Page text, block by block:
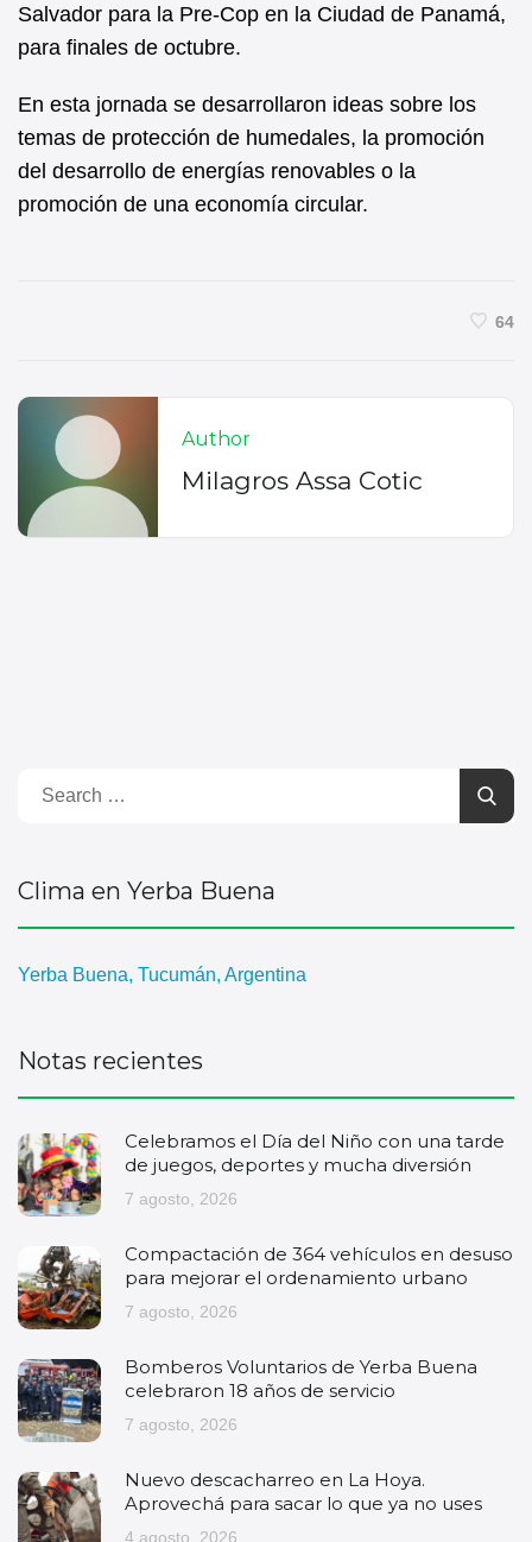
Salvador para la Pre-Cop en la Ciudad de Panamá,
para finales de octubre.
En esta jornada se desarrollaron ideas sobre los
temas de protección de humedales, la promoción
del desarrollo de energías renovables o la
promoción de una economía circular.
64
Author
Milagros Assa Cotic
Clima en Yerba Buena
Yerba Buena, Tucumán, Argentina
Notas recientes
Celebramos el Día del Niño con una tarde
de juegos, deportes y mucha diversión
7 agosto, 2026
Compactación de 364 vehículos en desuso
para mejorar el ordenamiento urbano
7 agosto, 2026
Bomberos Voluntarios de Yerba Buena
celebraron 18 años de servicio
7 agosto, 2026
Nuevo descacharreo en La Hoya.
Aprovechá para sacar lo que ya no uses
4 agosto, 2026